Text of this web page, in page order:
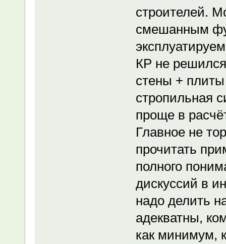
строителей.
смешанным
КР не
стены +
стропильная
проще в
Главное не
прочитать
полного
дискуссий в
надо делить
адекватны,
как минимум,